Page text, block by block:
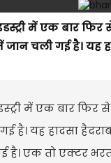
में एक बार
चली गई है। यह
में एक बार फिर
है। यह हादसा
है। एक तो एक्टर